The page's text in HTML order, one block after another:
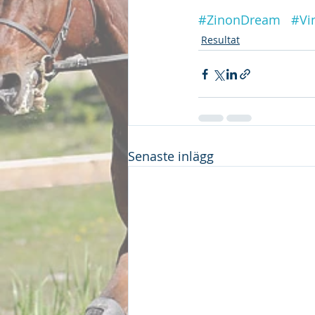
#ZinonDream
Resultat
Senaste inlägg